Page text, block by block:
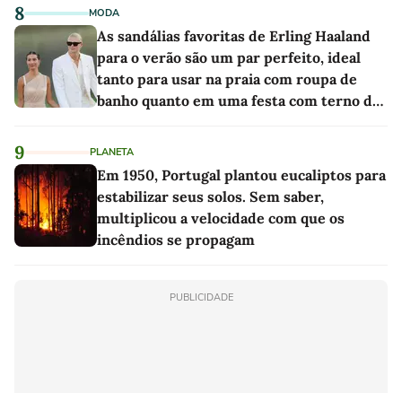
8 MODA
As sandálias favoritas de Erling Haaland
para o verão são um par perfeito, ideal
tanto para usar na praia com roupa de
banho quanto em uma festa com terno de
9 PLANETA
Em 1950, Portugal plantou eucaliptos para
estabilizar seus solos. Sem saber,
multiplicou a velocidade com que os
incêndios se propagam
PUBLICIDADE